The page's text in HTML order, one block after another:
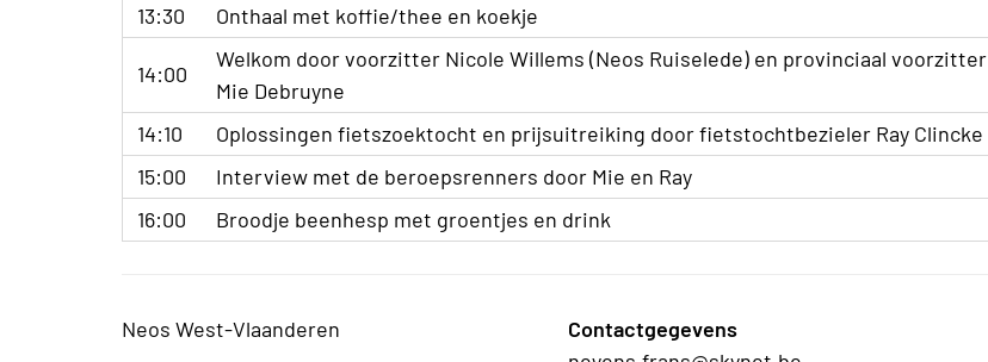
13:30 Onthaal met koffie/thee en koekje
14:00
Welkom door voorzitter Nicole Willems (Neos Ruiselede) en provinciaal voorzitter
Mie Debruyne
14:10
Oplossingen fietszoektocht en prijsuitreiking door fietstochtbezieler Ray Clincke
15:00
Interview met de beroepsrenners door Mie en Ray
16:00
Broodje beenhesp met groentjes en drink
Neos West-Vlaanderen
Contactgegevens